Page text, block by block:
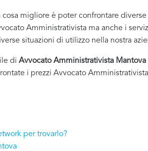
migliore è poter confrontare
Amministrativista ma anche i
situazioni di utilizzo nella nostra
di Avvocato Amministrativista Mantova
i prezzi Avvocato
per trovarlo?